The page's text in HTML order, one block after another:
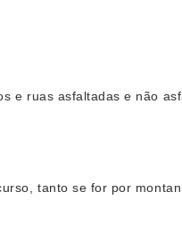
e ruas asfaltadas e não
tanto se for por